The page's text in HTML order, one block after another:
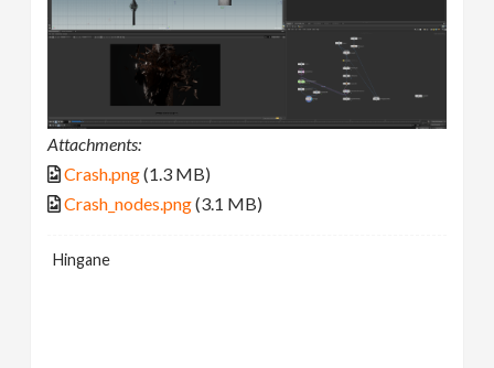
Attachments:
Crash.png(1.3 MB)
Crash_nodes.png(3.1 MB)
Hingane